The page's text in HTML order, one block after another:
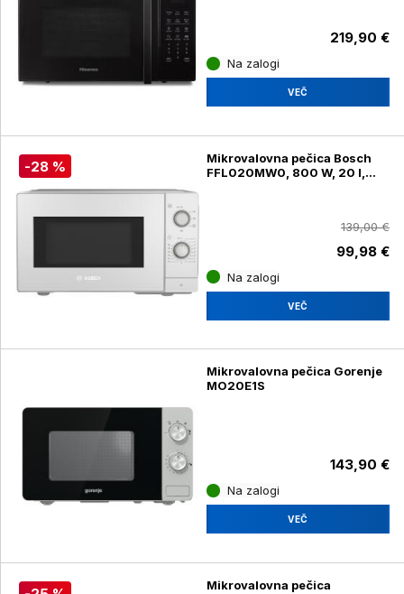
219,90 €
Na zalogi
VEČ
-28 %
Mikrovalovna pečica Bosch
FFL020MW0, 800 W, 20 l,
139,00 €
99,98 €
Na zalogi
VEČ
Mikrovalovna pečica Gorenje
MO20E1S
143,90 €
Na zalogi
VEČ
Mikrovalovna pečica